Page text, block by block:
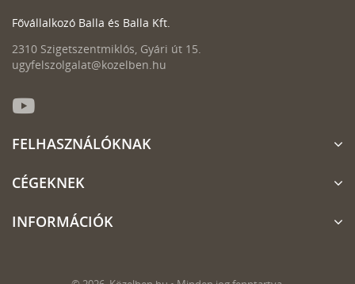
Fővállalkozó Balla és Balla Kft.
2310 Szigetszentmiklós, Gyári út 15.
ugyfelszolgalat@kozelben.hu
FELHASZNÁLÓKNAK
CÉGEKNEK
INFORMÁCIÓK